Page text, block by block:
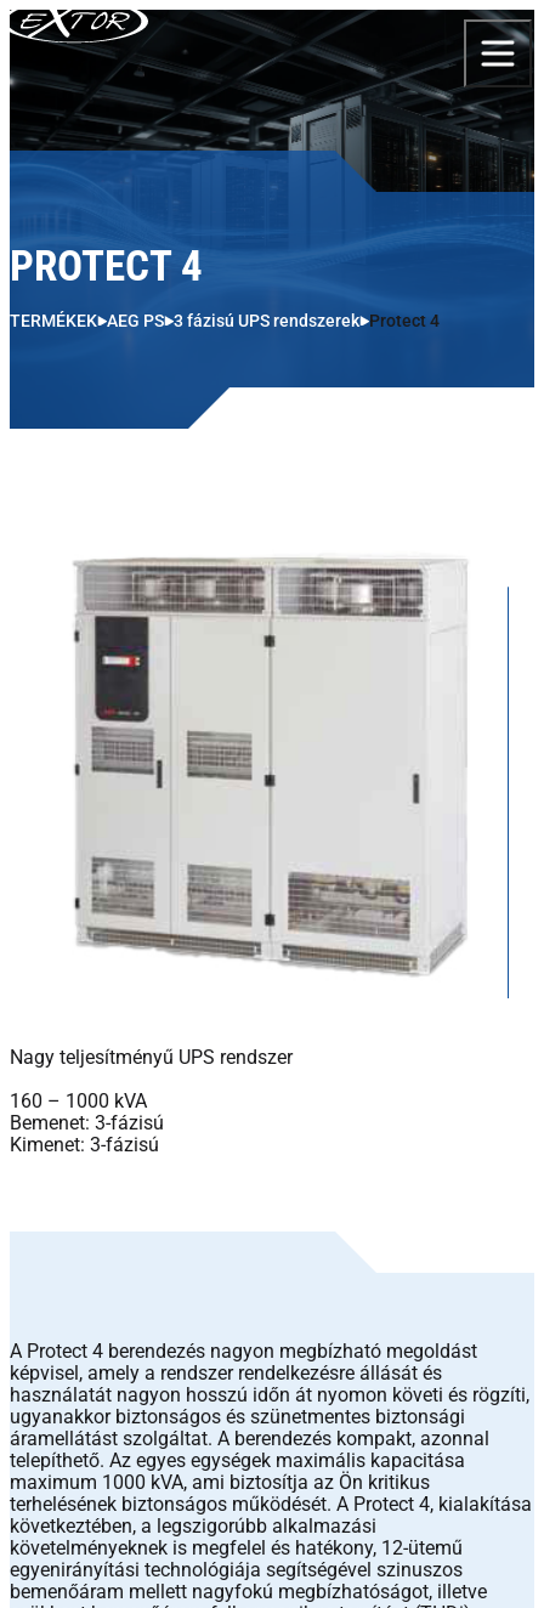
Skip to content
PROTECT 4
TERMÉKEK AEG PS 3 fázisú UPS rendszerek Protect 4
Nagy teljesítményű UPS rendszer
160 – 1000 kVA
Bemenet: 3-fázisú
Kimenet: 3-fázisú
A Protect 4 berendezés nagyon megbízható megoldást
képvisel, amely a rendszer rendelkezésre állását és
használatát nagyon hosszú időn át nyomon követi és rögzíti,
ugyanakkor biztonságos és szünetmentes biztonsági
áramellátást szolgáltat. A berendezés kompakt, azonnal
telepíthető. Az egyes egységek maximális kapacitása
maximum 1000 kVA, ami biztosítja az Ön kritikus
terhelésének biztonságos működését. A Protect 4, kialakítása
következtében, a legszigorúbb alkalmazási
követelményeknek is megfelel és hatékony, 12-ütemű
egyenirányítási technológiája segítségével szinuszos
bemenőáram mellett nagyfokú megbízhatóságot, illetve